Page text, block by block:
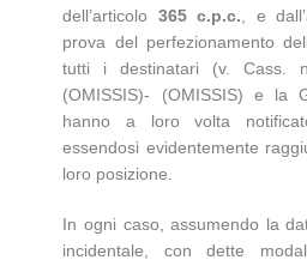
dell’articolo 365 c.p.c. , e
prova del perfezionamento
tutti i destinatari (v. Cass.
(OMISSIS)- (OMISSIS) e la
hanno a loro volta
essendosi evidentemente
loro posizione.
In ogni caso, assumendo la
incidentale, con dette